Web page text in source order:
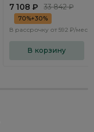
7 108 ₽ 33 842 ₽
70%+30%
В рассрочку от 592 ₽/
В корзину